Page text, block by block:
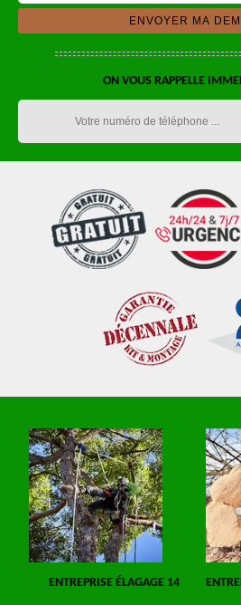
ON VOUS RAPPELLE
ENTREPRISE ÉLAGAGE 14